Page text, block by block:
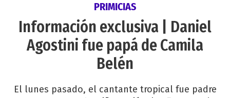
PRIMICIAS
Información exclusiva | Daniel
Agostini fue papá de Camila
Belén
El lunes pasado, el cantante tropical fue padre